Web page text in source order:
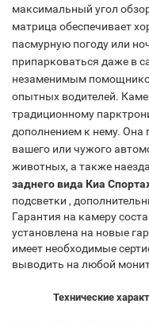
максимальный угол
матрица обеспечивает
пасмурную погоду или
припарковаться даже в
незаменимым
опытных водителей.
традиционному
дополнением к нему. Она
вашего или чужого
животных, а также
заднего вида Киа
подсветки ,
Гарантия на камеру
установлена на новые
имеет необходимые
выводить на любой
Технические